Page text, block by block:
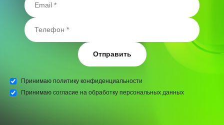
Отправить
Принимаю политику конфиденциальности
Принимаю согласие на обработку персональных данных